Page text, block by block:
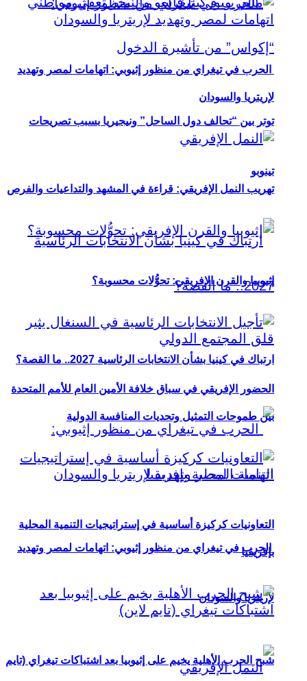
توتر بين “تحالف دول الساحل” ونيجيريا بسبب تصريحات
تينوبو
ارتباك في كينيا بشأن الانتخابات الرئاسية 2027.. ما القصة؟
الحرب في تيغراي من منظور إثيوبي: اتهامات لمصر وتهديد
لإريتريا والسودان
الحرب في تيغراي من منظور إثيوبي: اتهامات لمصر وتهديد
لإريتريا والسودان
تهريب النمل الإفريقي: قراءة في المشهد والتداعيات والفرص
إثيوبيا والقرن الإفريقي: تحوُّلات محسوبة؟
الحضور الإفريقي في سباق خلافة الأمين العام للأمم المتحدة
بين طموحات التمثيل وتحديات المنافسة الدولية
التعاونيات كركيزة أساسية في إستراتيجيات التنمية المحلية
بإفريقيا
شبح الحرب الأهلية يخيم على إثيوبيا بعد اشتباكات تيغراي (تايم